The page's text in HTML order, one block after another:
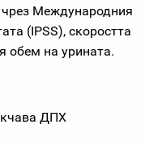
чрез Международния
(IPSS), скоростта
обем на урината.
ДПХ